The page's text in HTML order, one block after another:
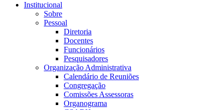
Institucional
Sobre
Pessoal
Diretoria
Docentes
Funcionários
Pesquisadores
Organização Administrativa
Calendário de Reuniões
Congregação
Comissões Assessoras
Organograma